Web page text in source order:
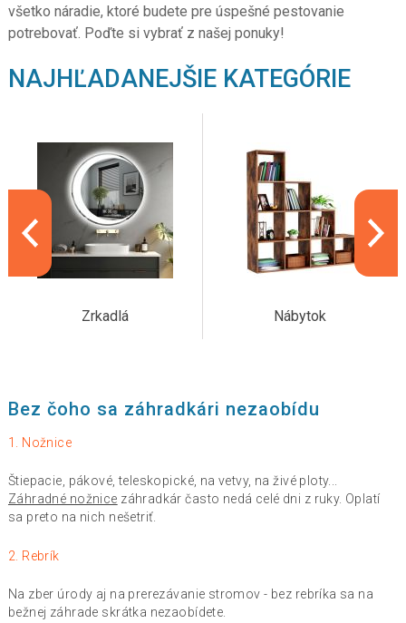
všetko náradie, ktoré budete pre úspešné pestovanie
potrebovať. Poďte si vybrať z našej ponuky!
NAJHĽADANEJŠIE KATEGÓRIE
Zrkadlá Nábytok
Bez čoho sa záhradkári nezaobídu
1. Nožnice
Štiepacie, pákové, teleskopické, na vetvy, na živé ploty...
Záhradné nožnice záhradkár často nedá celé dni z ruky. Oplatí
sa preto na nich nešetriť.
2. Rebrík
Na zber úrody aj na prerezávanie stromov - bez rebríka sa na
bežnej záhrade skrátka nezaobídete.